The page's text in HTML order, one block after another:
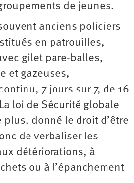
de jeunes.
anciens policiers
en patrouilles,
gilet pare-balles,
et gazeuses,
7 jours sur 7, de 16
loi de Sécurité globale
plus, donné le droit d’être
de verbaliser les
détériorations, à
ou à l’épanchement